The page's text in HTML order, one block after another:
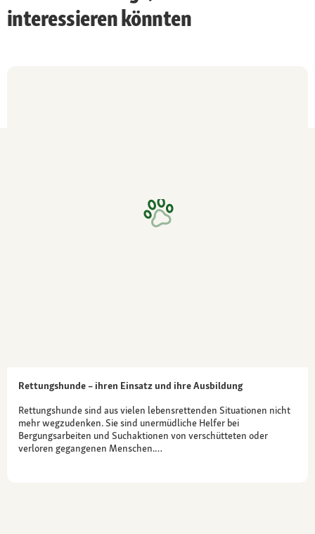
interessieren könnten
Rettungshunde – ihren Einsatz und ihre Ausbildung
Rettungshunde sind aus vielen lebensrettenden Situationen nicht
mehr wegzudenken. Sie sind unermüdliche Helfer bei
Bergungsarbeiten und Suchaktionen von verschütteten oder
verloren gegangenen Menschen.…